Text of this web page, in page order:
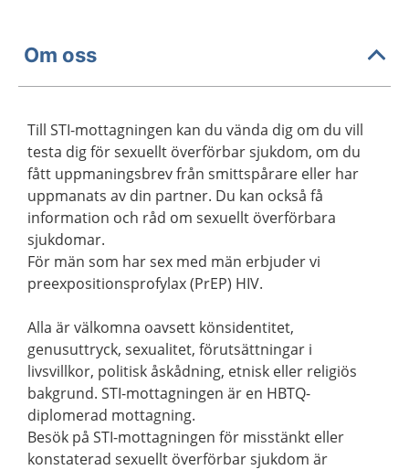
Om oss
Till STI-mottagningen kan du vända dig om du vill
testa dig för sexuellt överförbar sjukdom, om du
fått uppmaningsbrev från smittspårare eller har
uppmanats av din partner. Du kan också få
information och råd om sexuellt överförbara
sjukdomar.
För män som har sex med män erbjuder vi
preexpositionsprofylax (PrEP) HIV.
Alla är välkomna oavsett könsidentitet,
genusuttryck, sexualitet, förutsättningar i
livsvillkor, politisk åskådning, etnisk eller religiös
bakgrund. STI-mottagningen är en HBTQ-
diplomerad mottagning.
Besök på STI-mottagningen för misstänkt eller
konstaterad sexuellt överförbar sjukdom är